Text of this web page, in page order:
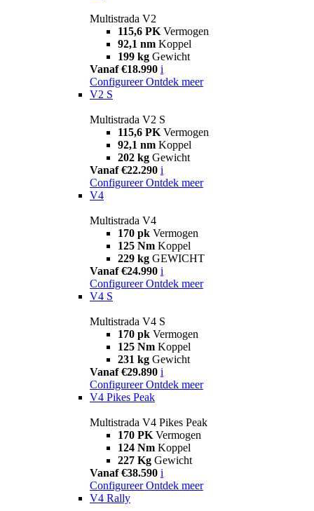
Multistrada V2
115,6 PK Vermogen
92,1 nm Koppel
199 kg Gewicht
Vanaf €18.990 i
Configureer Ontdek meer
V2 S
Multistrada V2 S
115,6 PK Vermogen
92,1 nm Koppel
202 kg Gewicht
Vanaf €22.290 i
Configureer Ontdek meer
V4
Multistrada V4
170 pk Vermogen
125 Nm Koppel
229 kg GEWICHT
Vanaf €24.990 i
Configureer Ontdek meer
V4 S
Multistrada V4 S
170 pk Vermogen
125 Nm Koppel
231 kg Gewicht
Vanaf €29.890 i
Configureer Ontdek meer
V4 Pikes Peak
Multistrada V4 Pikes Peak
170 PK Vermogen
124 Nm Koppel
227 Kg Gewicht
Vanaf €38.590 i
Configureer Ontdek meer
V4 Rally